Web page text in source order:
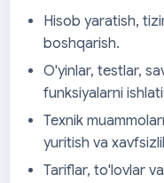
Hisob yaratish,
boshqarish.
O'yinlar, testlar,
funksiyalarni
Texnik
yuritish va
Tariflar, to'lovlar